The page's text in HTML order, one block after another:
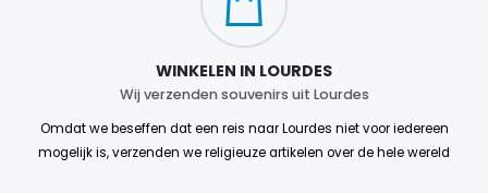
WINKELEN IN LOURDES
Wij verzenden souvenirs uit Lourdes
Omdat we beseffen dat een reis naar Lourdes niet voor iedereen
mogelijk is, verzenden we religieuze artikelen over de hele wereld